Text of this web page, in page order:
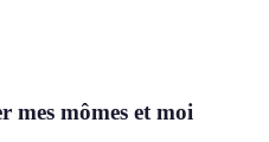
mes mômes et moi